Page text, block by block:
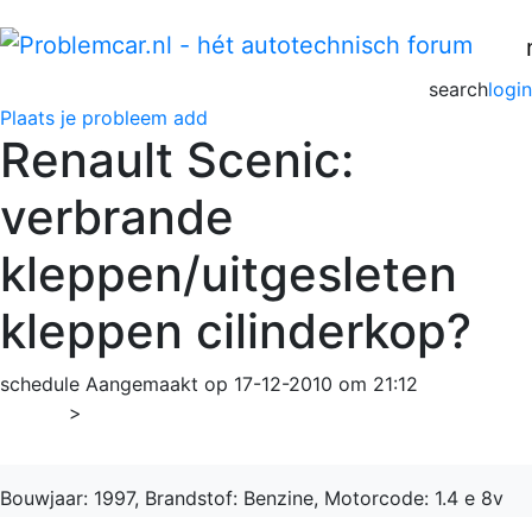
login
search
Plaats je probleem add
Renault Scenic:
verbrande
kleppen/uitgesleten
kleppen cilinderkop?
schedule Aangemaakt op 17-12-2010 om 21:12
>
Bouwjaar: 1997, Brandstof: Benzine, Motorcode: 1.4 e 8v